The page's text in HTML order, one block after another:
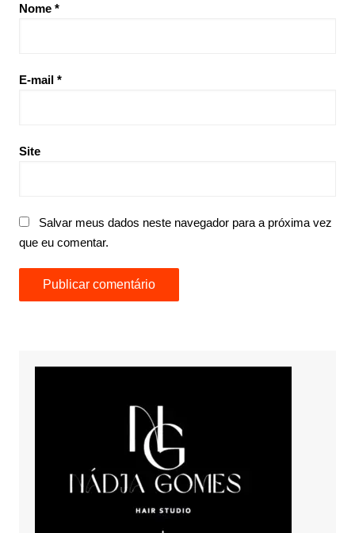
Nome *
E-mail *
Site
Salvar meus dados neste navegador para a próxima vez
que eu comentar.